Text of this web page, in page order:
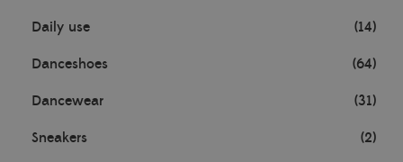
Daily use (14)
Danceshoes (64)
Dancewear (31)
Sneakers (2)